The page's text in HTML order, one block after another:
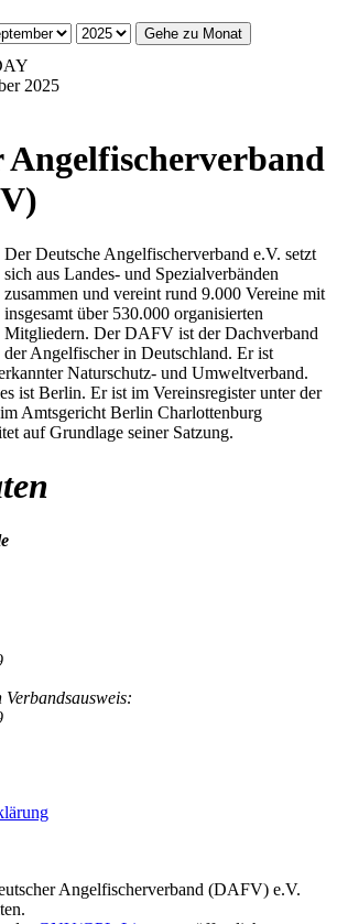
Gehe zu Monat
2025
Angelfischerverband
Der Deutsche Angelfischerverband e.V. setzt
sich aus Landes- und Spezialverbänden
zusammen und vereint rund 9.000 Vereine mit
insgesamt über 530.000 organisierten
Mitgliedern. Der DAFV ist der Dachverband
der Angelfischer in Deutschland. Er ist
Naturschutz- und Umweltverband.
ist Berlin. Er ist im Vereinsregister unter der
Amtsgericht Berlin Charlottenburg
auf Grundlage seiner Satzung.
Angelfischerverband (DAFV) e.V.